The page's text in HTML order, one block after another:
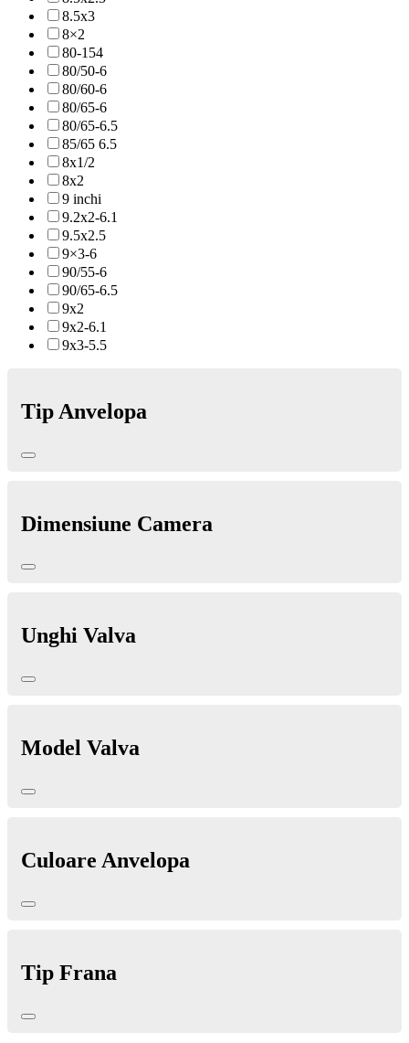
8.5x3
8×2
80-154
80/50-6
80/60-6
80/65-6
80/65-6.5
85/65 6.5
8x1/2
8x2
9 inchi
9.2x2-6.1
9.5x2.5
9×3-6
90/55-6
90/65-6.5
9x2
9x2-6.1
9x3-5.5
Tip Anvelopa
Dimensiune Camera
Unghi Valva
Model Valva
Culoare Anvelopa
Tip Frana